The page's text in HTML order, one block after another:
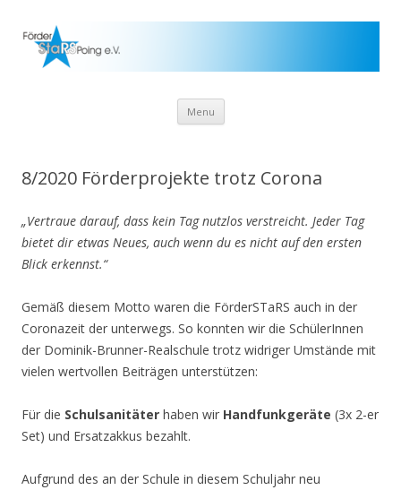
Menu Skip to content
8/2020 Förderprojekte trotz Corona
„Vertraue darauf, dass kein Tag nutzlos verstreicht. Jeder Tag
bietet dir etwas Neues, auch wenn du es nicht auf den ersten
Blick erkennst.“
Gemäß diesem Motto waren die FörderSTaRS auch in der
Coronazeit der unterwegs. So konnten wir die SchülerInnen
der Dominik-Brunner-Realschule trotz widriger Umstände mit
vielen wertvollen Beiträgen unterstützen:
Für die Schulsanitäter haben wir Handfunkgeräte (3x 2-er
Set) und Ersatzakkus bezahlt.
Aufgrund des an der Schule in diesem Schuljahr neu